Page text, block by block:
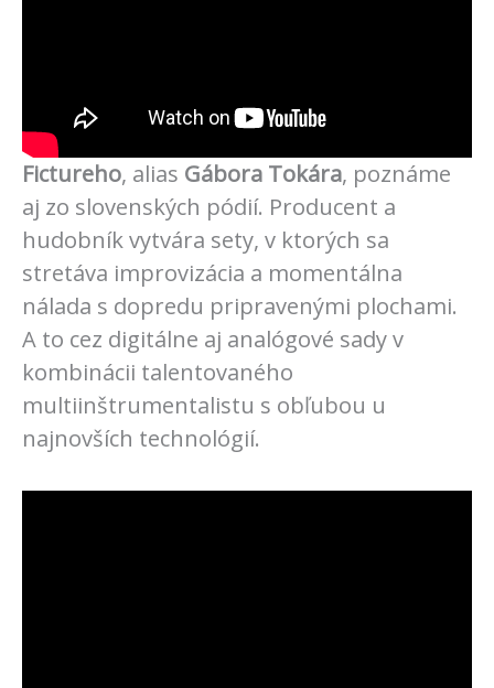
Fictureho, alias Gábora Tokára, poznáme
aj zo slovenských pódií. Producent a
hudobník vytvára sety, v ktorých sa
stretáva improvizácia a momentálna
nálada s dopredu pripravenými plochami.
A to cez digitálne aj analógové sady v
kombinácii talentovaného
multiinštrumentalistu s obľubou u
najnovších technológií.